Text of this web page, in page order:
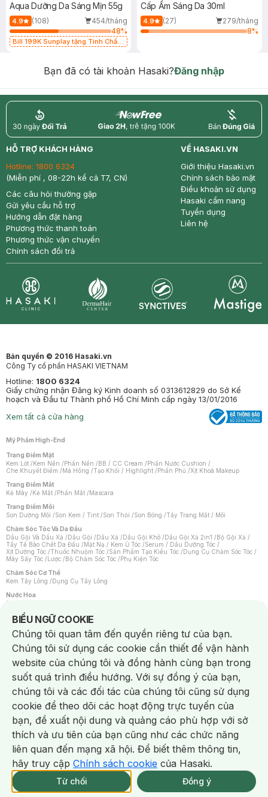
Aqua Dưỡng Da Sáng Mịn 55g
4.9 (108)
454/tháng
48%
Bill 199K Sunplay tặng Tinh Chất
Cấp Ẩm Sáng Da 30ml
4.9 (27)
279/tháng
8%
NowFree 2H Giao Nhanh Miễn Phí 2H Xem chi tiết
35/337 CN CÒN SP Mua online
NowFree 2H trễ tặng 100k
Bạn đã có tài khoản Hasaki?Đăng nhập
return nowfree price
HỖ TRỢ KHÁCH HÀNG
Hotline: 1800 6324
(Miễn phí , 08-22h kể cả T7, CN)
Các câu hỏi thường gặp
Gửi yêu cầu hỗ trợ
Hướng dẫn đặt hàng
Phương thức thanh toán
Phương thức vận chuyển
Chính sách đổi trả
VỀ HASAKI.VN
Giới thiệu Hasaki.vn
Chính sách bảo mật
Điều khoản sử dụng
Hasaki cẩm nang
Tuyển dụng
Liên hệ
Bản quyền © 2016 Hasaki.vn
Công Ty cổ phần HASAKI VIETNAM
Hotline: 1800 6324
Giấy chứng nhận Đăng ký Kinh doanh số 0313612829 do Sở Kế
hoạch và Đầu tư Thành phố Hồ Chí Minh cấp ngày 13/01/2016
Xem tất cả cửa hàng
Mỹ Phẩm High-End
Trang Điểm Mặt
Kem Lót /Kem Nền /Phấn Nền /BB / CC Cream /Phấn Nước Cushion /
Che Khuyết Điểm /Má Hồng /Tạo Khối / Highlight /Phấn Phủ /Xịt Khoá Makeup
Trang Điểm Mắt
Kẻ Mày /Kẻ Mắt /Phấn Mắt /Mascara
Trang Điểm Môi
Son Dưỡng Môi /Son Kem / Tint /Son Thỏi /Son Bóng /Tẩy Trang Mắt / Môi
Chăm Sóc Tóc Và Da Đầu
Dầu Gội Và Dầu Xả /Dầu Gội /Dầu Xả /Dầu Gội Khô /Dầu Gội Xả 2in1 /Bộ Gội Xả /
Tẩy Tế Bào Chết Da Đầu /Mặt Nạ / Kem Ủ Tóc /Serum / Dầu Dưỡng Tóc /
Xịt Dưỡng Tóc /Thuốc Nhuộm Tóc /Sản Phẩm Tạo Kiểu Tóc /Dụng Cụ Chăm Sóc Tóc /
Máy Sấy Tóc /Lược /Bộ Chăm Sóc Tóc /Phụ Kiện Tóc
Chăm Sóc Cơ Thể
Kem Tẩy Lông /Dụng Cụ Tẩy Lông
Nước Hoa
Nước Hoa Nữ
Chăm Sóc Cá Nhân
Chống Muỗi /Khẩu Trang /Máy Massage/Mặt Nạ Xông Hơi /Nước Rửa Tay/
Sản Phẩm Chăm Sóc Khác /Bàn Chải Đánh Răng /Bàn Chải Điện/
Hỗ Trợ Trắng Răng/Kem Đánh Răng /Máy Tăm Nước/ Nước Súc Miệng/
Tăm / Chỉ Nha Khoa/ Xịt Thơm Miệng / Dung Dịch Vệ Sinh/Dưỡng Vùng Kín/
Khăn Ướt Vệ Sinh Vùng Kín/Băng Vệ Sinh/Tampon/Bọt Cạo Râu /Dao Cạo Râu/
Máy Cạo Râu
Vấn Đề Về Da
Da Dầu / Lỗ Chân Lông To/ Da Khô / Mất Nước/ Da Lão Hóa/ Da Mụn/
Da Nhạy Cảm / Kích Ứng
Da Xỉn Màu Thâm / Nám / Tàn Nhang
Quầng Thâm & Bọng Mắt /Sẹo /Viêm Da Cơ Địa
Dụng Cụ / Phụ Kiện Chăm Sóc Da
Bông Tẩy Trang
Khăn Lau Mặt Khô Dụng Cụ / Máy Rửa Mặt Máy Chăm Sóc Da
Dụng Cụ Chăm Sóc Khác
BIỂU NGỮ COOKIE
Notice about cookies usage
Chúng tôi quan tâm đến quyền riêng tư của bạn.
Chúng tôi sử dụng các cookie cần thiết để vận hành
website của chúng tôi và đồng hành cùng bạn trong
suốt quá trình điều hướng. Với sự đồng ý của bạn,
chúng tôi và các đối tác của chúng tôi cũng sử dụng
cookie để theo dõi các hoạt động trực tuyến của
bạn, đề xuất nội dung và quảng cáo phù hợp với sở
thích và ưu tiên của bạn cũng như các chức năng
liên quan đến mạng xã hội. Để biết thêm thông tin,
hãy truy cập Chính sách cookie của Hasaki.
Từ chối Đồng ý